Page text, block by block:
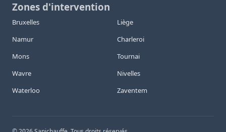
Zones d'intervention
Bruxelles
Liège
Namur
Charleroi
Mons
Tournai
Wavre
Nivelles
Waterloo
Zaventem